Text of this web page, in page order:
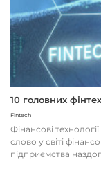
10 головних
Fintech
Фінансові
слово у світі
підприємства